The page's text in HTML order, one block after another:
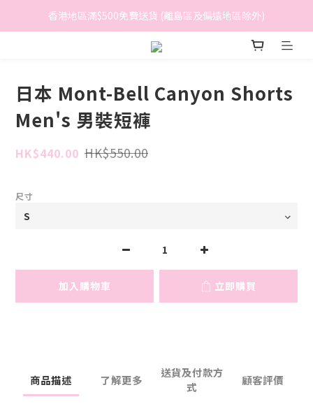
香港地區滿$500免費送貨 (離島區及偏遠地區除外)
香港地區滿$500免費送貨 (離島區及偏遠地區除外)
BreeziB 會員享有額外折扣及積分優惠
日本 Mont-Bell Canyon Shorts
Men's 男裝短褲
HK$440.00 HK$550.00
尺寸
加入購物車 立即購買
商品描述 了解更多
送貨及付款方
式
顧客評價